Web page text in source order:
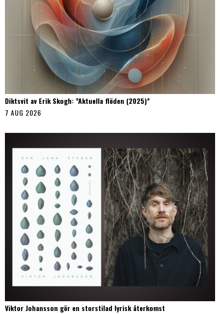
Diktsvit av Erik Skogh: ”Aktuella flöden (2025)”
7 AUG 2026
Viktor Johansson gör en storstilad lyrisk återkomst